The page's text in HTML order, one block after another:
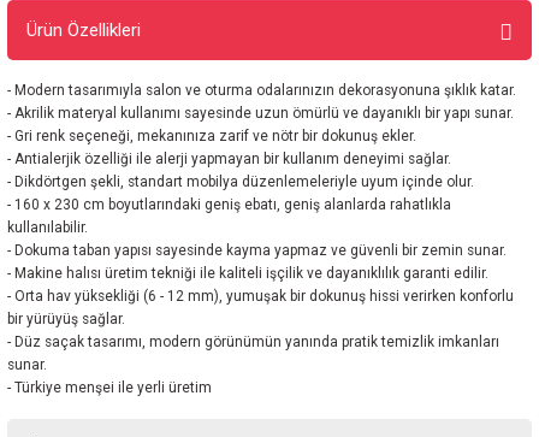
Ürün Özellikleri
- Modern tasarımıyla salon ve oturma odalarınızın dekorasyonuna şıklık katar.
- Akrilik materyal kullanımı sayesinde uzun ömürlü ve dayanıklı bir yapı sunar.
- Gri renk seçeneği, mekanınıza zarif ve nötr bir dokunuş ekler.
- Antialerjik özelliği ile alerji yapmayan bir kullanım deneyimi sağlar.
- Dikdörtgen şekli, standart mobilya düzenlemeleriyle uyum içinde olur.
- 160 x 230 cm boyutlarındaki geniş ebatı, geniş alanlarda rahatlıkla
kullanılabilir.
- Dokuma taban yapısı sayesinde kayma yapmaz ve güvenli bir zemin sunar.
- Makine halısı üretim tekniği ile kaliteli işçilik ve dayanıklılık garanti edilir.
- Orta hav yüksekliği (6 - 12 mm), yumuşak bir dokunuş hissi verirken konforlu
bir yürüyüş sağlar.
- Düz saçak tasarımı, modern görünümün yanında pratik temizlik imkanları
sunar.
- Türkiye menşei ile yerli üretim